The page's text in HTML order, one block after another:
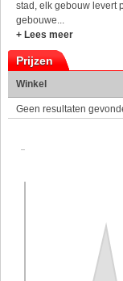
stad, elk gebouw levert
gebouwe...
+ Lees meer
Prijzen
Winkel
Geen resultaten